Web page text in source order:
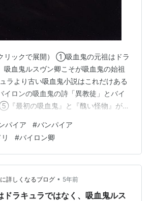
リックで展開） ①吸血鬼の元祖はドラ
吸血鬼ルスヴン卿こそが吸血鬼の始祖
より古い吸血鬼小説はこれだけある
ロンの吸血鬼の詩「異教徒」とバイ
『最初の吸血鬼』と『醜い怪物』が生
時の出版事情の闇、それに翻弄される
ラ以前に起きた「第一次吸血鬼大ブー
運命も変えた ⑧日本に喧嘩を売ったフ
クソオペラ 最初の吸血鬼小説の作者
が親戚は有名 最初の吸血鬼の作者、ジ
実は小説より奇な…
パイア #バンパイア
#バイロン卿
詳しくなるブログ • 5年前
ドラキュラではなく、吸血鬼ルス